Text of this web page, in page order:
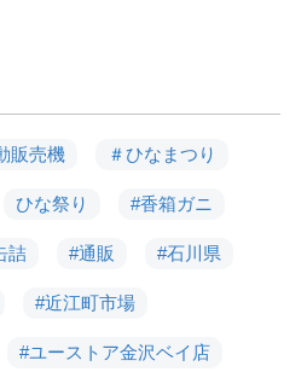
販売機 ＃ひなまつり
ひな祭り #香箱ガニ
詰 #通販 #石川県
#近江町市場
#ユーストア金沢ベイ店